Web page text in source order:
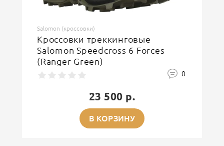
Salomon (кроссовки)
Кроссовки треккинговые
Salomon Speedcross 6 Forces
(Ranger Green)
0
23 500 р.
В КОРЗИНУ